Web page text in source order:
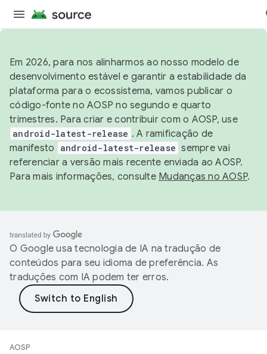
Em 2026, para nos alinharmos ao nosso modelo de
desenvolvimento estável e garantir a estabilidade da
plataforma para o ecossistema, vamos publicar o
código-fonte no AOSP no segundo e quarto
trimestres. Para criar e contribuir com o AOSP, use
android-latest-release . A ramificação de
manifesto
android-latest-release sempre vai
referenciar a versão mais recente enviada ao AOSP.
Para mais informações, consulte Mudanças no AOSP.
O Google usa tecnologia de IA na tradução de
conteúdos para seu idioma de preferência. As
traduções com IA podem ter erros.
AOSP